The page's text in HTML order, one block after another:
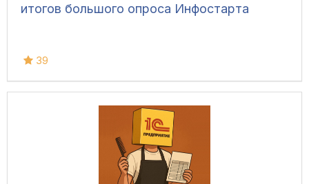
итогов большого опроса Инфостарта
39